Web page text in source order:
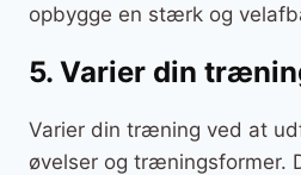
opbygge en stærk og
5. Varier din
Varier din træning ved at
øvelser og træningsformer.